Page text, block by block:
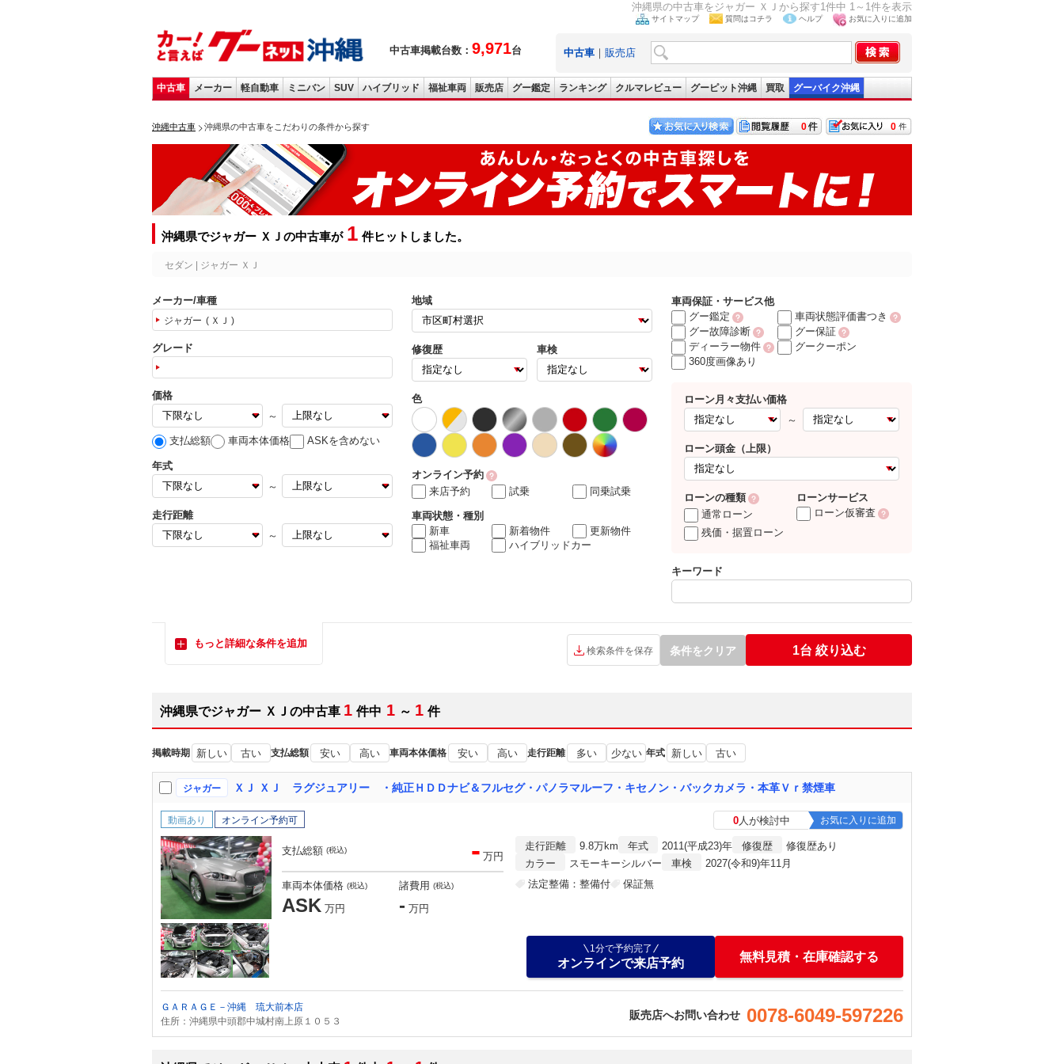
沖縄県の中古車をジャガー ＸＪから探す1件中 1～1件を表示
中古車掲載台数： 9,971台
サイトマップ 質問はコチラ ヘルプ お気に入りに追加
中古車 ｜ 販売店
中古車 メーカー 軽自動車 ミニバン SUV ハイブリッド 福祉車両 販売店 グー鑑定 ランキング クルマレビュー グーピット沖縄 買取 グーバイク沖縄
沖縄中古車 沖縄県の中古車をこだわりの条件から探す 0
0
沖縄県でジャガー ＸＪの中古車が 1 件ヒットしました。
セダン | ジャガー ＸＪ
メーカー/車種
ジャガー ＸＪ
グレード
価格
～
支払総額 車両本体価格 ASKを含めない
年式
～
走行距離
～
地域
修復歴 車検
色
オンライン予約
来店予約
試乗 同乗試乗
車両状態・種別
新車
新着物件
更新物件
福祉車両
ハイブリッドカー
車両保証・サービス他
グー鑑定
車両状態評価書つき
グー故障診断
グー保証
ディーラー物件
グークーポン
360度画像あり
ローン月々支払い価格
～
ローン頭金（上限）
ローンの種類
通常ローン
残価・据置ローン
ローンサービス
ローン仮審査
キーワード
もっと詳細な条件を追加
検索条件を保存 条件をクリア 1台 絞り込む
沖縄県でジャガー ＸＪの中古車 1 件中 1 ～ 1 件
掲載時期 新しい 古い 支払総額 安い 高い 車両本体価格 安い 高い 走行距離 多い 少ない 年式 新しい 古い
ジャガー ＸＪ ＸＪ ラグジュアリー ・純正ＨＤＤナビ＆フルセグ・パノラマルーフ・キセノン・バックカメラ・本革Ｖｒ禁煙車
動画あり オンライン予約可 0人が検討中 お気に入りに追加
支払総額 (税込) - 万円
車両本体価格 (税込)
ASK 万円
諸費用 (税込)
- 万円
走行距離 9.8万km 年式 2011(平成23)年 修復歴
修復歴あり
カラー
スモーキーシルバー 車検
2027(令和9)年11月
法定整備：整備付
保証無
1分で予約完了
オンラインで来店予約 無料見積・在庫確認する
ＧＡＲＡＧＥ－沖縄 琉大前本店
住所：沖縄県中頭郡中城村南上原１０５３
販売店へお問い合わせ 0078-6049-597226